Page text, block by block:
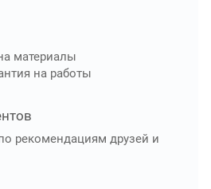
материалы
на работы
рекомендациям друзей и